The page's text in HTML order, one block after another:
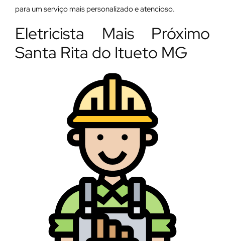
para um serviço mais personalizado e atencioso.
Eletricista Mais Próximo
Santa Rita do Itueto MG